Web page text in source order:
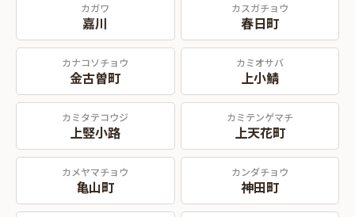
カガワ
嘉川
カスガチョウ
春日町
カナコソチョウ
金古曽町
カミオサバ
上小鯖
カミタテコウジ
上竪小路
カミテンゲマチ
上天花町
カメヤマチョウ
亀山町
カンダチョウ
神田町